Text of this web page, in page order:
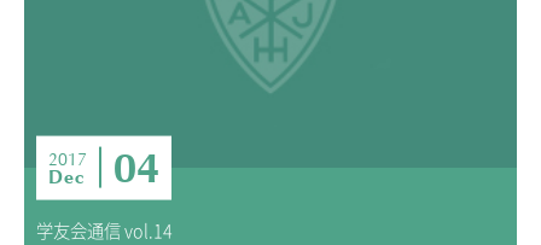
2017
Dec 04
学友会通信 vol.14